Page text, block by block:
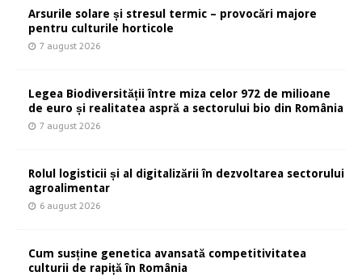
Arsurile solare și stresul termic – provocări majore
pentru culturile horticole
7 august 2026
Legea Biodiversității între miza celor 972 de milioane
de euro și realitatea aspră a sectorului bio din România
7 august 2026
Rolul logisticii și al digitalizării în dezvoltarea sectorului
agroalimentar
6 august 2026
Cum susține genetica avansată competitivitatea
culturii de rapiță în România